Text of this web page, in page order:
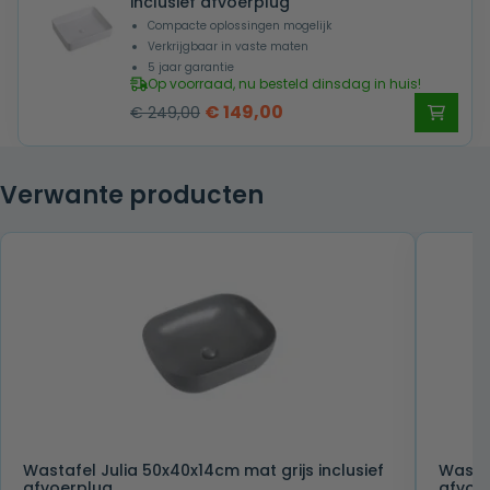
Compacte oplossingen mogelijk
Verkrijgbaar in vaste maten
5 jaar garantie
Op voorraad, nu besteld dinsdag in huis!
€249,00 Oorspronkelijke
€ 249,00.
€149,00
Verwante producten
Wastafel Julia 50x40x14cm mat grijs inclusief